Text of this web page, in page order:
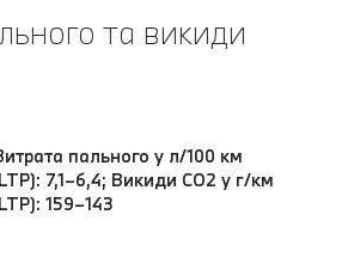
та викиди
пального у л/100 км
7,1–6,4; Викиди CO2 у г/км
159–143